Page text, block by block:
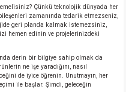
Çünkü teknolojik dünyada her
zamanında tedarik etmezseniz,
geri planda kalmak istemezsiniz,
hemen edinin ve projelerinizdeki
derin bir bilgiye sahip olmak da
ne işe yaradığını, nasıl
de iyice öğrenin. Unutmayın, her
ile başlar. Şimdi, geleceğin